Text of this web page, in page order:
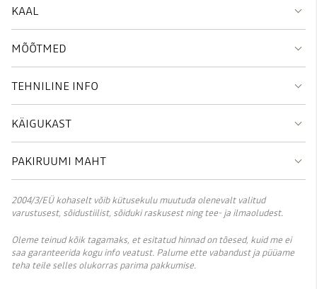
KAAL
MÕÕTMED
TEHNILINE INFO
KÄIGUKAST
PAKIRUUMI MAHT
2004/3/EÜ kohaselt võib kütusekulu muutuda olenevalt valitud
varustusest, sõidustiilist, sõiduki raskusest ning tee- ja ilmaoludest.
Oleme teinud kõik tagamaks, et esitatud hinnad on tõesed, kuid me ei
saa garanteerida kogu info veatust. Palume ette vabandust ja püüame
teha teile selles olukorras parima pakkumise.